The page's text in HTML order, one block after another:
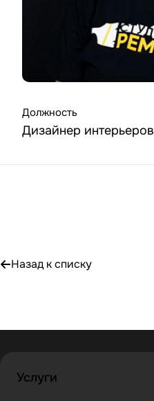
Должность
Дизайнер интерьеров
Назад к списку
Услуги